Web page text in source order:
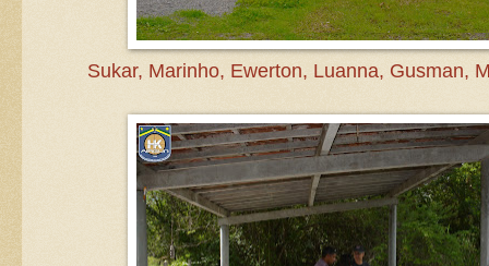
Sukar, Marinho, Ewerton, Luanna, Gusman,